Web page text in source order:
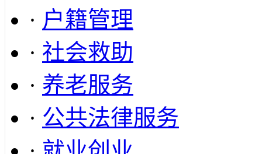
· 户籍管理
· 社会救助
· 养老服务
· 公共法律服务